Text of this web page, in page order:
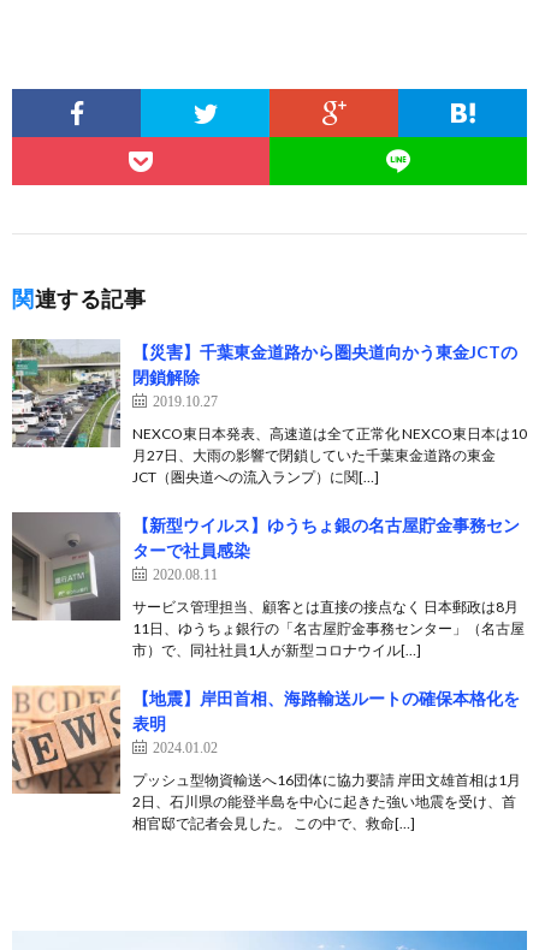
関連する記事
【災害】千葉東金道路から圏央道向かう東金JCTの
閉鎖解除
2019.10.27
NEXCO東日本発表、高速道は全て正常化 NEXCO東日本は10
月27日、大雨の影響で閉鎖していた千葉東金道路の東金
JCT（圏央道への流入ランプ）に関[…]
【新型ウイルス】ゆうちょ銀の名古屋貯金事務セン
ターで社員感染
2020.08.11
サービス管理担当、顧客とは直接の接点なく 日本郵政は8月
11日、ゆうちょ銀行の「名古屋貯金事務センター」（名古屋
市）で、同社社員1人が新型コロナウイル[…]
【地震】岸田首相、海路輸送ルートの確保本格化を
表明
2024.01.02
プッシュ型物資輸送へ16団体に協力要請 岸田文雄首相は1月
2日、石川県の能登半島を中心に起きた強い地震を受け、首
相官邸で記者会見した。 この中で、救命[…]